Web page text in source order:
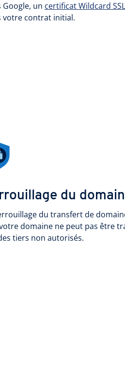
Google, un certificat Wildcard SSL
votre contrat initial.
du
du transfert de
domaine ne peut pas être
tiers non autorisés.